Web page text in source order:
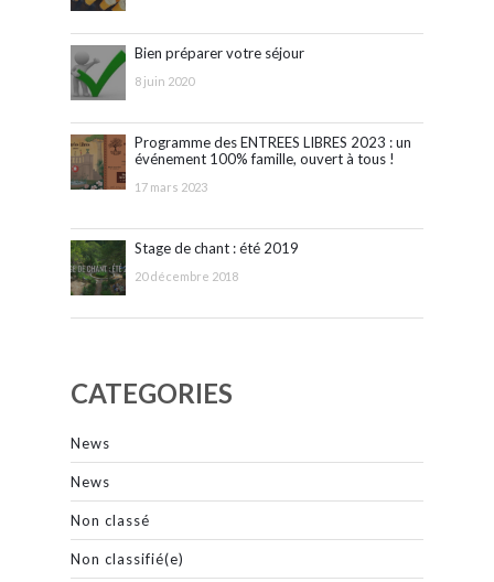
Bien préparer votre séjour
8 juin 2020
Programme des ENTREES LIBRES 2023 : un
événement 100% famille, ouvert à tous !
17 mars 2023
Stage de chant : été 2019
20 décembre 2018
CATEGORIES
News
News
Non classé
Non classifié(e)